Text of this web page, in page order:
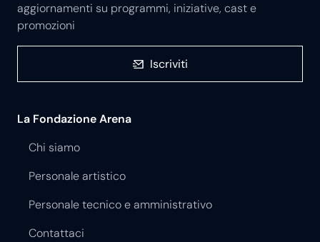
aggiornamenti su programmi, iniziative, cast e
promozioni
Iscriviti
La Fondazione Arena
Chi siamo
Personale artistico
Personale tecnico e amministrativo
Contattaci